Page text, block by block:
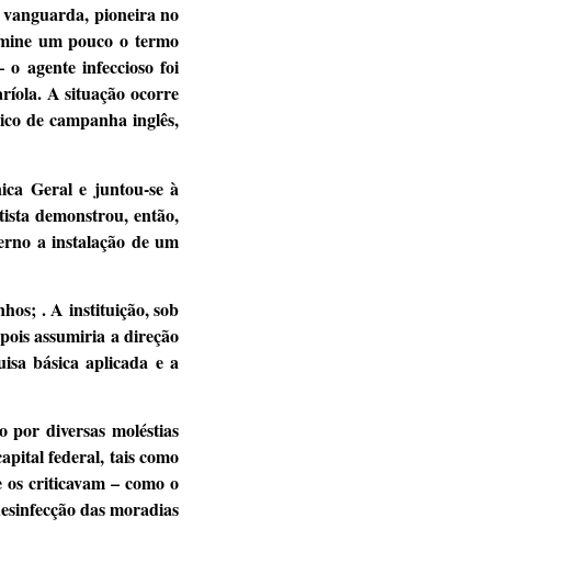
pioneira no
um pouco o termo
agente infeccioso foi
A situação ocorre
de campanha inglês,
Geral e juntou-se à
demonstrou, então,
a instalação de um
. A instituição, sob
assumiria a direção
básica aplicada e a
por diversas moléstias
federal, tais como
criticavam – como o
das moradias